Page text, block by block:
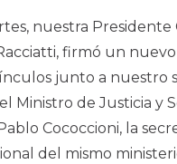
nuestra Presidente
firmó un
junto a nuestro
Ministro de Justicia y
Cococcioni, la
del mismo